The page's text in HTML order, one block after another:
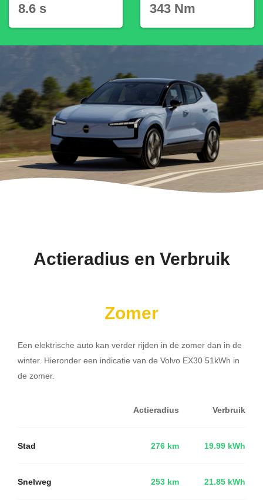
8.6 s 343 Nm
Actieradius en Verbruik
Zomer
Een elektrische auto kan verder rijden in de zomer dan in de
winter. Hieronder een indicatie van de Volvo EX30 51kWh in
de zomer.
Actieradius Verbruik
Stad 276 km 19.99 kWh
Snelweg 253 km 21.85 kWh